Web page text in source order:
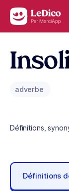
Aller au contenu
adverbe
Définitions,
Définitions